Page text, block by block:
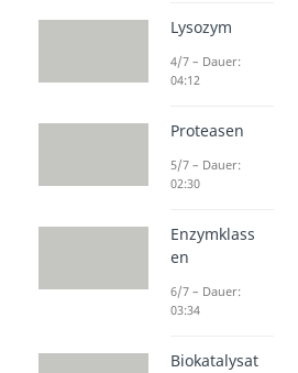
Lysozym
4/7 – Dauer:
04:12
Proteasen
5/7 – Dauer:
02:30
Enzymklass
en
6/7 – Dauer:
03:34
Biokatalysat